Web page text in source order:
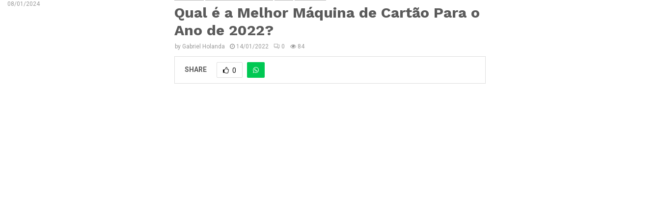
Qual é a Melhor Máquina de Cartão Para o
Ano de 2022?
by Gabriel Holanda 14/01/2022 0 84
SHARE 0
08/01/2024